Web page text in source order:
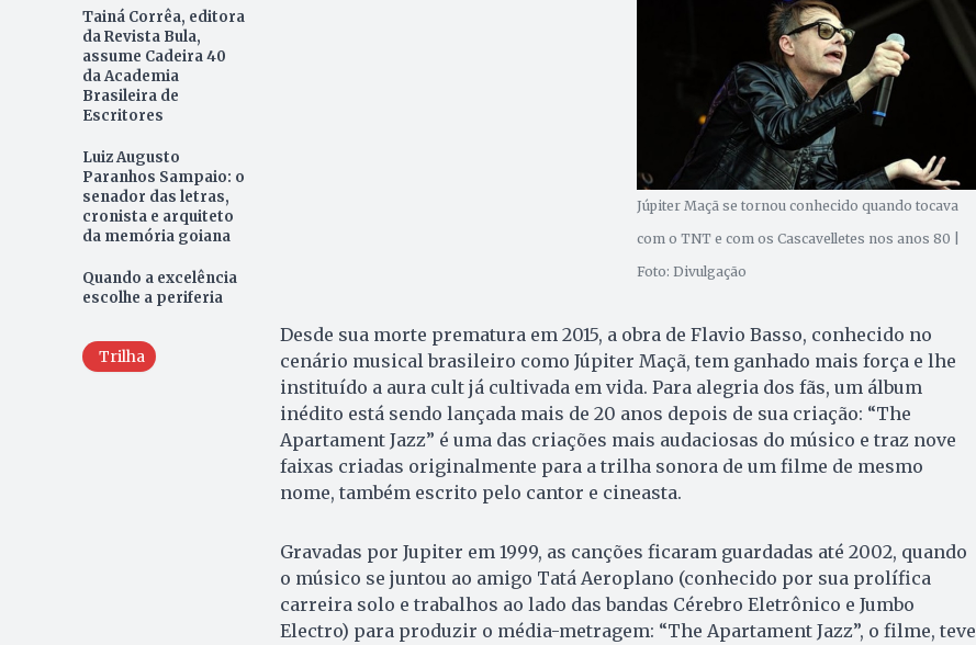
Tainá Corrêa, editora
da Revista Bula,
assume Cadeira 40
da Academia
Brasileira de
Escritores
Luiz Augusto
Paranhos Sampaio: o
senador das letras,
cronista e arquiteto
da memória goiana
Quando a excelência
escolhe a periferia
Trilha
Júpiter Maçã se tornou conhecido quando tocava
com o TNT e com os Cascavelletes nos anos 80 |
Foto: Divulgação
Desde sua morte prematura em 2015, a obra de Flavio Basso, conhecido no
cenário musical brasileiro como Júpiter Maçã, tem ganhado mais força e lhe
instituído a aura cult já cultivada em vida. Para alegria dos fãs, um álbum
inédito está sendo lançada mais de 20 anos depois de sua criação: “The
Apartament Jazz” é uma das criações mais audaciosas do músico e traz nove
faixas criadas originalmente para a trilha sonora de um filme de mesmo
nome, também escrito pelo cantor e cineasta.
Gravadas por Jupiter em 1999, as canções ficaram guardadas até 2002, quando
o músico se juntou ao amigo Tatá Aeroplano (conhecido por sua prolífica
carreira solo e trabalhos ao lado das bandas Cérebro Eletrônico e Jumbo
Electro) para produzir o média-metragem: “The Apartament Jazz”, o filme, teve